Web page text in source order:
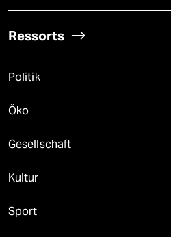
Ressorts
Politik
Öko
Gesellschaft
Kultur
Sport